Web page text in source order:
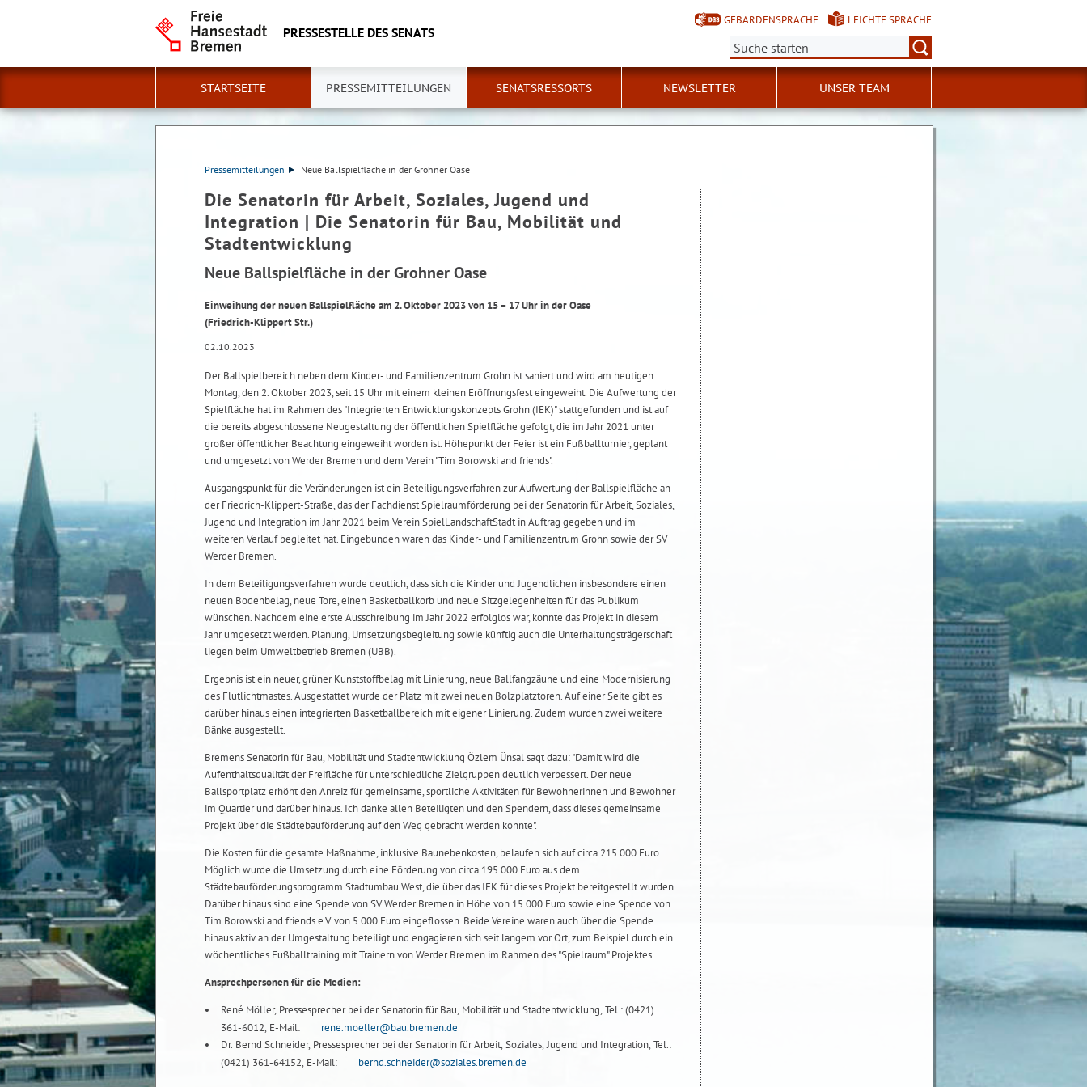
PRESSESTELLE DES SENATS
GEBÄRDENSPRACHE
LEICHTE SPRACHE
Suche:
STARTSEITE PRESSEMITTEILUNGEN SENATSRESSORTS NEWSLETTER UNSER TEAM
Pressemitteilungen Neue Ballspielfläche in der Grohner Oase
Die Senatorin für Arbeit, Soziales, Jugend und
Integration | Die Senatorin für Bau, Mobilität und
Stadtentwicklung
Neue Ballspielfläche in der Grohner Oase
Einweihung der neuen Ballspielfläche am 2. Oktober 2023 von 15 – 17 Uhr in der Oase
(Friedrich-Klippert Str.)
02.10.2023
Der Ballspielbereich neben dem Kinder- und Familienzentrum Grohn ist saniert und wird am heutigen
Montag, den 2. Oktober 2023, seit 15 Uhr mit einem kleinen Eröffnungsfest eingeweiht. Die Aufwertung der
Spielfläche hat im Rahmen des "Integrierten Entwicklungskonzepts Grohn (IEK)" stattgefunden und ist auf
die bereits abgeschlossene Neugestaltung der öffentlichen Spielfläche gefolgt, die im Jahr 2021 unter
großer öffentlicher Beachtung eingeweiht worden ist. Höhepunkt der Feier ist ein Fußballturnier, geplant
und umgesetzt von Werder Bremen und dem Verein "Tim Borowski and friends".
Ausgangspunkt für die Veränderungen ist ein Beteiligungsverfahren zur Aufwertung der Ballspielfläche an
der Friedrich-Klippert-Straße, das der Fachdienst Spielraumförderung bei der Senatorin für Arbeit, Soziales,
Jugend und Integration im Jahr 2021 beim Verein SpielLandschaftStadt in Auftrag gegeben und im
weiteren Verlauf begleitet hat. Eingebunden waren das Kinder- und Familienzentrum Grohn sowie der SV
Werder Bremen.
In dem Beteiligungsverfahren wurde deutlich, dass sich die Kinder und Jugendlichen insbesondere einen
neuen Bodenbelag, neue Tore, einen Basketballkorb und neue Sitzgelegenheiten für das Publikum
wünschen. Nachdem eine erste Ausschreibung im Jahr 2022 erfolglos war, konnte das Projekt in diesem
Jahr umgesetzt werden. Planung, Umsetzungsbegleitung sowie künftig auch die Unterhaltungsträgerschaft
liegen beim Umweltbetrieb Bremen (UBB).
Ergebnis ist ein neuer, grüner Kunststoffbelag mit Linierung, neue Ballfangzäune und eine Modernisierung
des Flutlichtmastes. Ausgestattet wurde der Platz mit zwei neuen Bolzplatztoren. Auf einer Seite gibt es
darüber hinaus einen integrierten Basketballbereich mit eigener Linierung. Zudem wurden zwei weitere
Bänke ausgestellt.
Bremens Senatorin für Bau, Mobilität und Stadtentwicklung Özlem Ünsal sagt dazu: "Damit wird die
Aufenthaltsqualität der Freifläche für unterschiedliche Zielgruppen deutlich verbessert. Der neue
Ballsportplatz erhöht den Anreiz für gemeinsame, sportliche Aktivitäten für Bewohnerinnen und Bewohner
im Quartier und darüber hinaus. Ich danke allen Beteiligten und den Spendern, dass dieses gemeinsame
Projekt über die Städtebauförderung auf den Weg gebracht werden konnte".
Die Kosten für die gesamte Maßnahme, inklusive Baunebenkosten, belaufen sich auf circa 215.000 Euro.
Möglich wurde die Umsetzung durch eine Förderung von circa 195.000 Euro aus dem
Städtebauförderungsprogramm Stadtumbau West, die über das IEK für dieses Projekt bereitgestellt wurden.
Darüber hinaus sind eine Spende von SV Werder Bremen in Höhe von 15.000 Euro sowie eine Spende von
Tim Borowski and friends e.V. von 5.000 Euro eingeflossen. Beide Vereine waren auch über die Spende
hinaus aktiv an der Umgestaltung beteiligt und engagieren sich seit langem vor Ort, zum Beispiel durch ein
wöchentliches Fußballtraining mit Trainern von Werder Bremen im Rahmen des "Spielraum" Projektes.
Ansprechpersonen für die Medien:
René Möller, Pressesprecher bei der Senatorin für Bau, Mobilität und Stadtentwicklung, Tel.: (0421)
361-6012, E-Mail:
rene.moeller@bau.bremen.de
Dr. Bernd Schneider, Pressesprecher bei der Senatorin für Arbeit, Soziales, Jugend und Integration, Tel.:
(0421) 361-64152, E-Mail:
bernd.schneider@soziales.bremen.de